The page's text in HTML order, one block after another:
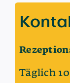
Täglich